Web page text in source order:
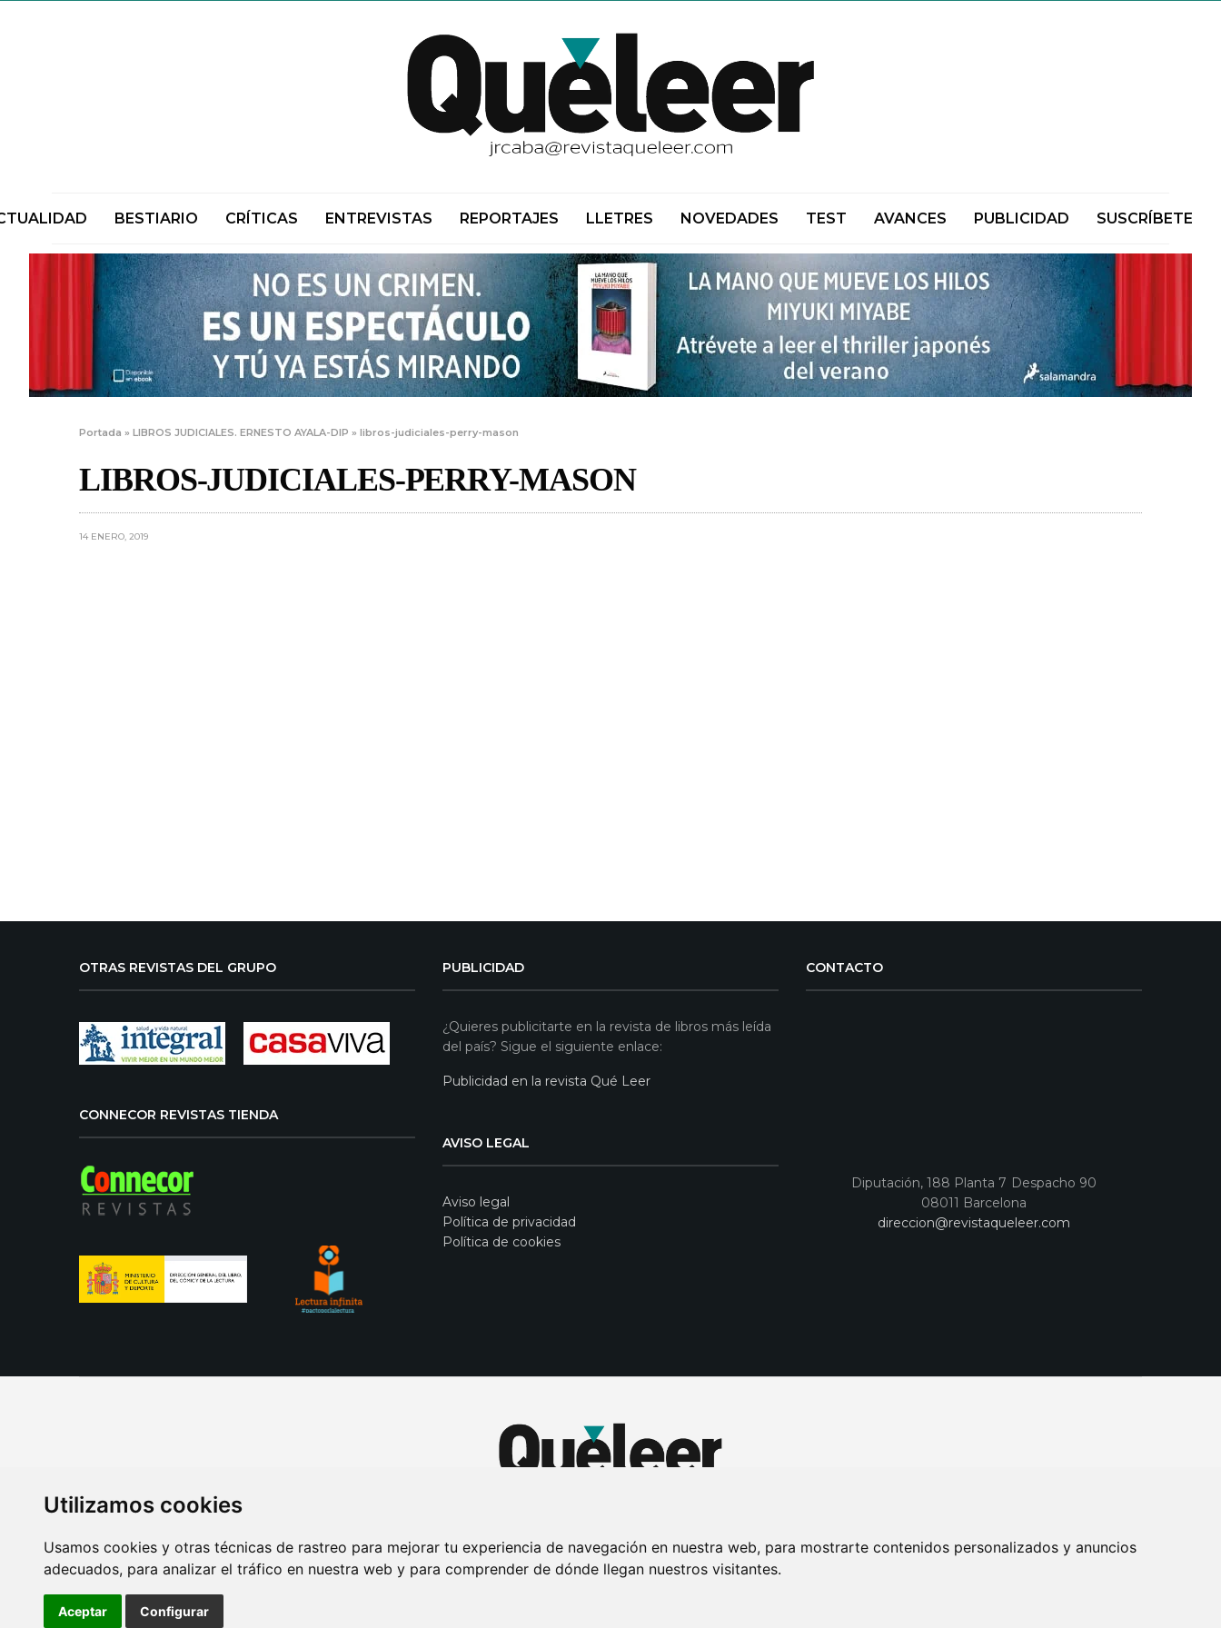
Utilizamos cookies
Usamos cookies y otras técnicas de rastreo para mejorar tu experiencia de navegación en nuestra web, para mostrarte contenidos personalizados y anuncios
adecuados, para analizar el tráfico en nuestra web y para comprender de dónde llegan nuestros visitantes.
Aceptar Configurar
BESTIARIO CRÍTICAS ENTREVISTAS REPORTAJES LLETRES NOVEDADES TEST AVANCES PUBLICIDAD SUSCRÍBETE
Portada »LIBROS JUDICIALES. ERNESTO AYALA-DIP »libros-judiciales-perry-mason
LIBROS-JUDICIALES-PERRY-MASON
14 ENERO, 2019
OTRAS REVISTAS DEL GRUPO
CONNECOR REVISTAS TIENDA
PUBLICIDAD
¿Quieres publicitarte en la revista de libros más leída
del país? Sigue el siguiente enlace:
Publicidad en la revista Qué Leer
AVISO LEGAL
Aviso legal
Política de privacidad
Política de cookies
CONTACTO
Diputación, 188 Planta 7 Despacho 90
08011 Barcelona
direccion@revistaqueleer.com
AVISO LEGAL POLITICA DE COOKIES POLITICA DE PRIVACIDAD PUBLICIDAD EN LA REVISTA QUÉ LEER SORTEO-PREESTRENOS